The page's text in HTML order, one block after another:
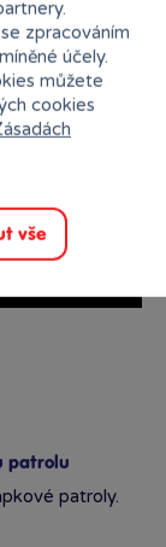
patrolu
patroly.
zpracováním
účely.
můžete
cookies
vše